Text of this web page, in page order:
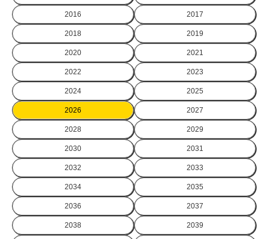
2016 2017
2018 2019
2020 2021
2022 2023
2024 2025
2026 2027
2028 2029
2030 2031
2032 2033
2034 2035
2036 2037
2038 2039